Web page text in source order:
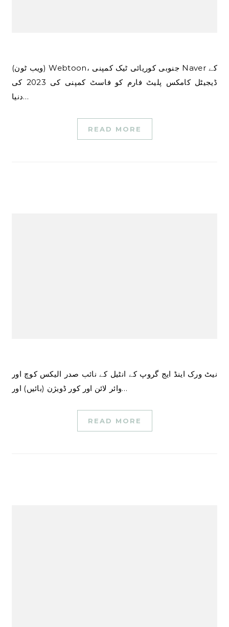
(ویب ٹون) Webtoon، جنوبی کوریائی ٹیک کمپنی Naver کے
ڈیجیٹل کامکس پلیٹ فارم کو فاسٹ کمپنی کی 2023 کی
دنیا…
READ MORE
نیٹ ورک اینڈ ایج گروپ کے انٹیل کے نائب صدر الیکس کوچ اور
وائر لائن اور کور ڈویژن (بائیں) اور…
READ MORE